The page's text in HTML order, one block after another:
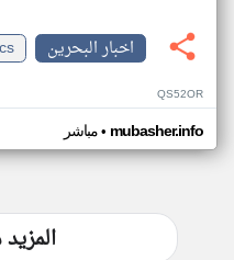
اخبار البحرين
QS52OR
مباشر• mubasher.info